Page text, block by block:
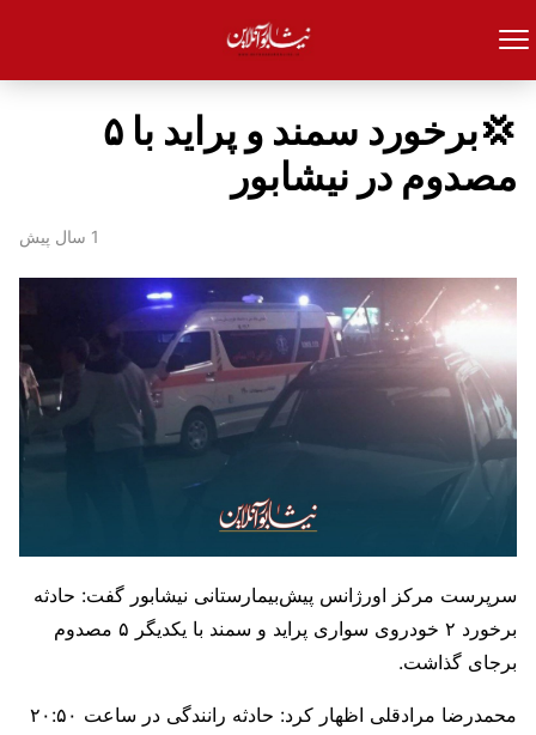
💢برخورد سمند و پراید با ۵
مصدوم در نیشابور
1 سال پیش
سرپرست مرکز اورژانس پیش‌بیمارستانی نیشابور گفت: حادثه
برخورد ۲ خودروی سواری پراید و سمند با یکدیگر ۵ مصدوم
برجای گذاشت.
محمدرضا مرادقلی اظهار کرد: حادثه رانندگی در ساعت ۲۰:۵۰